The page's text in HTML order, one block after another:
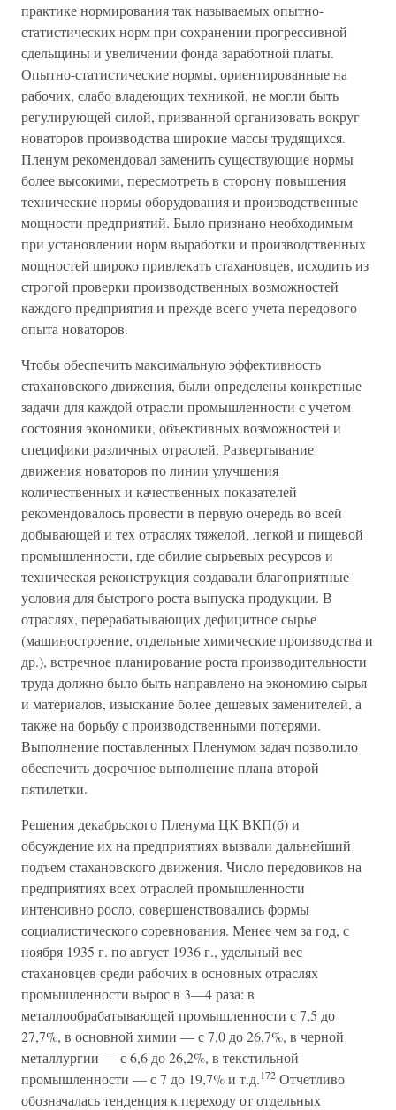
практике нормирования так называемых опытно-
статистических норм при сохранении прогрессивной
сдельщины и увеличении фонда заработной платы.
Опытно-статистические нормы, ориентированные на
рабочих, слабо владеющих техникой, не могли быть
регулирующей силой, призванной организовать вокруг
новаторов производства широкие массы трудящихся.
Пленум рекомендовал заменить существующие нормы
более высокими, пересмотреть в сторону повышения
технические нормы оборудования и производственные
мощности предприятий. Было признано необходимым
при установлении норм выработки и производственных
мощностей широко привлекать стахановцев, исходить из
строгой проверки производственных возможностей
каждого предприятия и прежде всего учета передового
опыта новаторов.
Чтобы обеспечить максимальную эффективность
стахановского движения, были определены конкретные
задачи для каждой отрасли промышленности с учетом
состояния экономики, объективных возможностей и
специфики различных отраслей. Развертывание
движения новаторов по линии улучшения
количественных и качественных показателей
рекомендовалось провести в первую очередь во всей
добывающей и тех отраслях тяжелой, легкой и пищевой
промышленности, где обилие сырьевых ресурсов и
техническая реконструкция создавали благоприятные
условия для быстрого роста выпуска продукции. В
отраслях, перерабатывающих дефицитное сырье
(машиностроение, отдельные химические производства и
др.), встречное планирование роста производительности
труда должно было быть направлено на экономию сырья
и материалов, изыскание более дешевых заменителей, а
также на борьбу с производственными потерями.
Выполнение поставленных Пленумом задач позволило
обеспечить досрочное выполнение плана второй
пятилетки.
Решения декабрьского Пленума ЦК ВКП(б) и
обсуждение их на предприятиях вызвали дальнейший
подъем стахановского движения. Число передовиков на
предприятиях всех отраслей промышленности
интенсивно росло, совершенствовались формы
социалистического соревнования. Менее чем за год, с
ноября 1935 г. по август 1936 г., удельный вес
стахановцев среди рабочих в основных отраслях
промышленности вырос в 3—4 раза: в
металлообрабатывающей промышленности с 7,5 до
27,7%, в основной химии — с 7,0 до 26,7%, в черной
металлургии — с 6,6 до 26,2%, в текстильной
промышленности — с 7 до 19,7% и т.д.172 Отчетливо
обозначалась тенденция к переходу от отдельных